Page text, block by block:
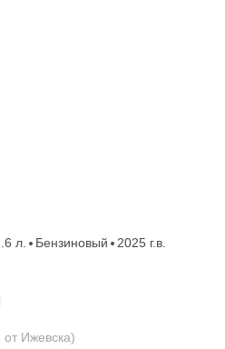
л. Бензиновый
2025 г.в.
Ижевска)